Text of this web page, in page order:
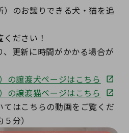
のお譲りできる犬・猫を追
ださい！
更新に時間がかかる場合が
の譲渡犬ページはこちら
の譲渡猫ページはこちら
はこちらの動画をご覧くだ
分）